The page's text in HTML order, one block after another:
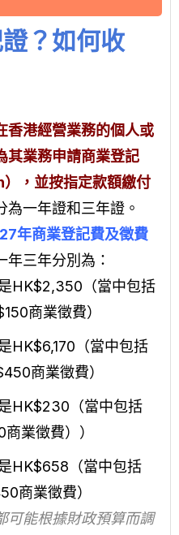
？如何收
香港經營業務的個人或
其業務申請商業登記
，並按指定款額繳付
為一年證和三年證。
年商業登記費及徵費
年三年分別為 ：
HK$2,350（當中包括
商業徵費）
HK$6,170（當中包括
商業徵費）
HK$230（當中包括
業徵費））
HK$658（當中包括
商業徵費）
可能根據財政預算而調